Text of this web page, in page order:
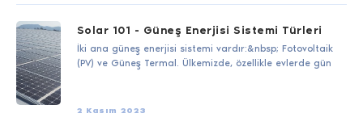
Solar 101 - Güneş Enerjisi Sistemi Türleri
İki ana güneş enerjisi sistemi vardır:&nbsp; Fotovoltaik
(PV) ve Güneş Termal. Ülkemizde, özellikle evlerde gün
2 Kasım 2023